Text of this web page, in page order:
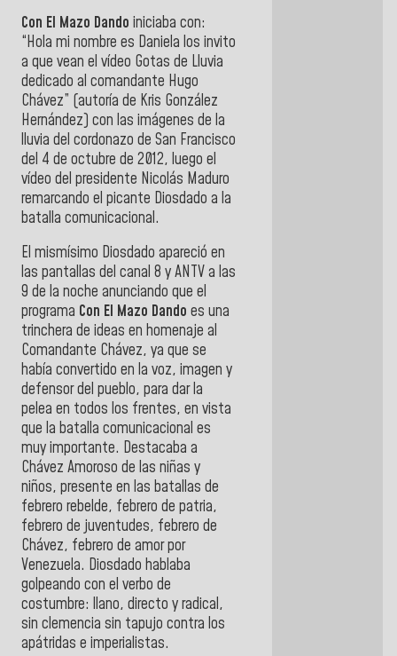
Con El Mazo Dando iniciaba con:
“Hola mi nombre es Daniela los invito
a que vean el vídeo Gotas de Lluvia
dedicado al comandante Hugo
Chávez” (autoría de Kris González
Hernández) con las imágenes de la
lluvia del cordonazo de San Francisco
del 4 de octubre de 2012, luego el
vídeo del presidente Nicolás Maduro
remarcando el picante Diosdado a la
batalla comunicacional.
El mismísimo Diosdado apareció en
las pantallas del canal 8 y ANTV a las
9 de la noche anunciando que el
programa Con El Mazo Dando es una
trinchera de ideas en homenaje al
Comandante Chávez, ya que se
había convertido en la voz, imagen y
defensor del pueblo, para dar la
pelea en todos los frentes, en vista
que la batalla comunicacional es
muy importante. Destacaba a
Chávez Amoroso de las niñas y
niños, presente en las batallas de
febrero rebelde, febrero de patria,
febrero de juventudes, febrero de
Chávez, febrero de amor por
Venezuela. Diosdado hablaba
golpeando con el verbo de
costumbre: llano, directo y radical,
sin clemencia sin tapujo contra los
apátridas e imperialistas.